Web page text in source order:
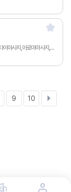
일급 50만이상 / 50세 이하 / 무관 / 여자 / 협의 / 스웨디시마사지,타이마사지,아로마마사지,피부관리,토탈샵관리,1인샵,홈케어,림프
9 10